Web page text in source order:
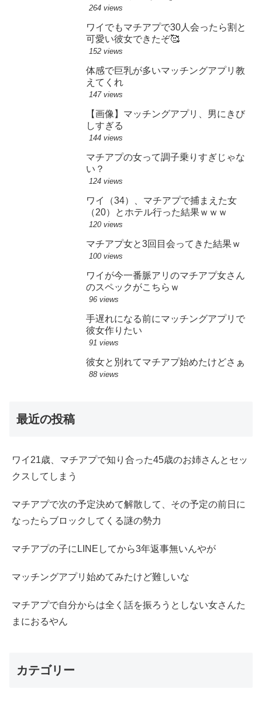
264 views
ワイでもマチアプで30人会ったら割と
可愛い彼女できたぞ🥰
152 views
体感で巨乳が多いマッチングアプリ教
えてくれ
147 views
【画像】マッチングアプリ、男にきび
しすぎる
144 views
マチアプの女って調子乗りすぎじゃな
い？
124 views
ワイ（34）、マチアプで捕まえた女
（20）とホテル行った結果ｗｗｗ
120 views
マチアプ女と3回目会ってきた結果ｗ
100 views
ワイが今一番脈アリのマチアプ女さん
のスペックがこちらｗ
96 views
手遅れになる前にマッチングアプリで
彼女作りたい
91 views
彼女と別れてマチアプ始めたけどさぁ
88 views
最近の投稿
ワイ21歳、マチアプで知り合った45歳のお姉さんとセッ
クスしてしまう
マチアプで次の予定決めて解散して、その予定の前日に
なったらブロックしてくる謎の勢力
マチアプの子にLINEしてから3年返事無いんやが
マッチングアプリ始めてみたけど難しいな
マチアプで自分からは全く話を振ろうとしない女さんた
まにおるやん
カテゴリー